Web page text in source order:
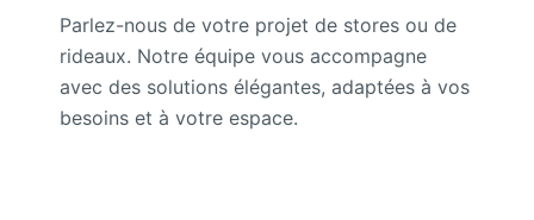
Parlez-nous de votre projet de stores ou de
rideaux. Notre équipe vous accompagne
avec des solutions élégantes, adaptées à vos
besoins et à votre espace.